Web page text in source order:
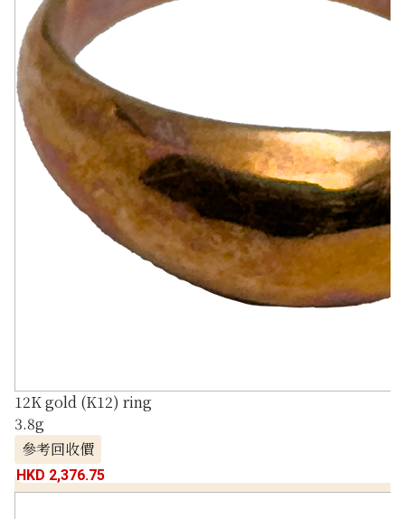
12K gold (K12) ring
3.8g
參考回收價
HKD 2,376.75